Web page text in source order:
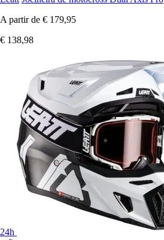
A partir de € 179,95
€ 138,98
24h